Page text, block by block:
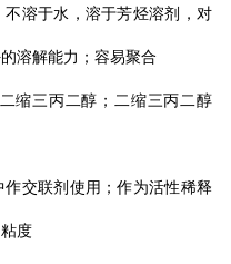
溶于水，溶于芳烃溶剂，对
溶解能力；容易聚合
缩三丙二醇；二缩三丙二醇
交联剂使用；作为活性稀释
度